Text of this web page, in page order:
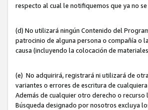
respecto al cual le notifiquemos que ya no
(d) No utilizará ningún Contenido del
patrocinio de alguna persona o compañía o
causa (incluyendo la colocación de
(e) No adquirirá, registrará ni utilizará de
variantes o errores de escritura de
Además de cualquier otro derecho o
Búsqueda designado por nosotros excluya